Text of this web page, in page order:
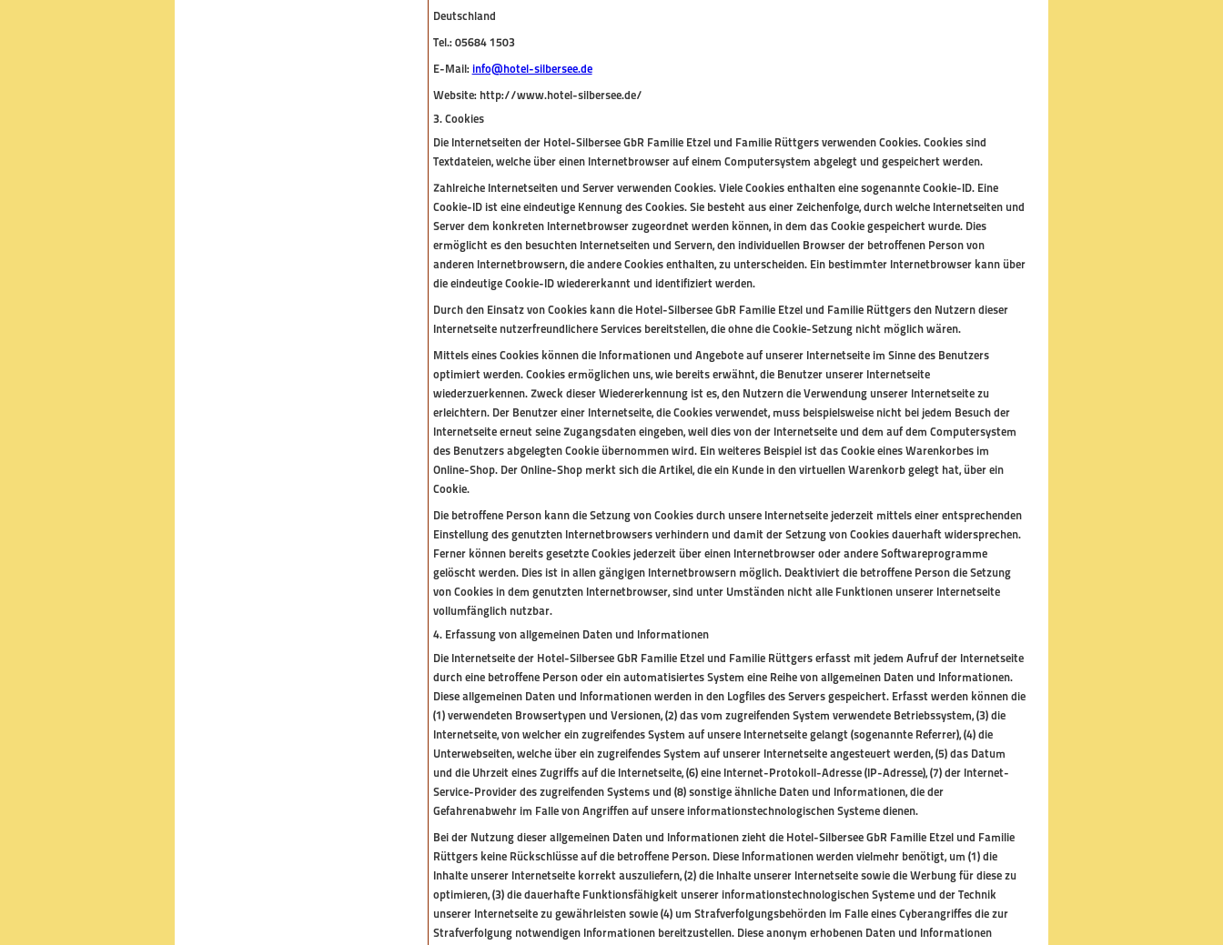
Deutschland
Tel.: 05684 1503
E-Mail: info@hotel-silbersee.de
Website: http://www.hotel-silbersee.de/
3. Cookies
Die Internetseiten der Hotel-Silbersee GbR Familie Etzel und Familie Rüttgers verwenden Cookies. Cookies sind
Textdateien, welche über einen Internetbrowser auf einem Computersystem abgelegt und gespeichert werden.
Zahlreiche Internetseiten und Server verwenden Cookies. Viele Cookies enthalten eine sogenannte Cookie-ID. Eine
Cookie-ID ist eine eindeutige Kennung des Cookies. Sie besteht aus einer Zeichenfolge, durch welche Internetseiten und
Server dem konkreten Internetbrowser zugeordnet werden können, in dem das Cookie gespeichert wurde. Dies
ermöglicht es den besuchten Internetseiten und Servern, den individuellen Browser der betroffenen Person von
anderen Internetbrowsern, die andere Cookies enthalten, zu unterscheiden. Ein bestimmter Internetbrowser kann über
die eindeutige Cookie-ID wiedererkannt und identifiziert werden.
Durch den Einsatz von Cookies kann die Hotel-Silbersee GbR Familie Etzel und Familie Rüttgers den Nutzern dieser
Internetseite nutzerfreundlichere Services bereitstellen, die ohne die Cookie-Setzung nicht möglich wären.
Mittels eines Cookies können die Informationen und Angebote auf unserer Internetseite im Sinne des Benutzers
optimiert werden. Cookies ermöglichen uns, wie bereits erwähnt, die Benutzer unserer Internetseite
wiederzuerkennen. Zweck dieser Wiedererkennung ist es, den Nutzern die Verwendung unserer Internetseite zu
erleichtern. Der Benutzer einer Internetseite, die Cookies verwendet, muss beispielsweise nicht bei jedem Besuch der
Internetseite erneut seine Zugangsdaten eingeben, weil dies von der Internetseite und dem auf dem Computersystem
des Benutzers abgelegten Cookie übernommen wird. Ein weiteres Beispiel ist das Cookie eines Warenkorbes im
Online-Shop. Der Online-Shop merkt sich die Artikel, die ein Kunde in den virtuellen Warenkorb gelegt hat, über ein
Cookie.
Die betroffene Person kann die Setzung von Cookies durch unsere Internetseite jederzeit mittels einer entsprechenden
Einstellung des genutzten Internetbrowsers verhindern und damit der Setzung von Cookies dauerhaft widersprechen.
Ferner können bereits gesetzte Cookies jederzeit über einen Internetbrowser oder andere Softwareprogramme
gelöscht werden. Dies ist in allen gängigen Internetbrowsern möglich. Deaktiviert die betroffene Person die Setzung
von Cookies in dem genutzten Internetbrowser, sind unter Umständen nicht alle Funktionen unserer Internetseite
vollumfänglich nutzbar.
4. Erfassung von allgemeinen Daten und Informationen
Die Internetseite der Hotel-Silbersee GbR Familie Etzel und Familie Rüttgers erfasst mit jedem Aufruf der Internetseite
durch eine betroffene Person oder ein automatisiertes System eine Reihe von allgemeinen Daten und Informationen.
Diese allgemeinen Daten und Informationen werden in den Logfiles des Servers gespeichert. Erfasst werden können die
(1) verwendeten Browsertypen und Versionen, (2) das vom zugreifenden System verwendete Betriebssystem, (3) die
Internetseite, von welcher ein zugreifendes System auf unsere Internetseite gelangt (sogenannte Referrer), (4) die
Unterwebseiten, welche über ein zugreifendes System auf unserer Internetseite angesteuert werden, (5) das Datum
und die Uhrzeit eines Zugriffs auf die Internetseite, (6) eine Internet-Protokoll-Adresse (IP-Adresse), (7) der Internet-
Service-Provider des zugreifenden Systems und (8) sonstige ähnliche Daten und Informationen, die der
Gefahrenabwehr im Falle von Angriffen auf unsere informationstechnologischen Systeme dienen.
Bei der Nutzung dieser allgemeinen Daten und Informationen zieht die Hotel-Silbersee GbR Familie Etzel und Familie
Rüttgers keine Rückschlüsse auf die betroffene Person. Diese Informationen werden vielmehr benötigt, um (1) die
Inhalte unserer Internetseite korrekt auszuliefern, (2) die Inhalte unserer Internetseite sowie die Werbung für diese zu
optimieren, (3) die dauerhafte Funktionsfähigkeit unserer informationstechnologischen Systeme und der Technik
unserer Internetseite zu gewährleisten sowie (4) um Strafverfolgungsbehörden im Falle eines Cyberangriffes die zur
Strafverfolgung notwendigen Informationen bereitzustellen. Diese anonym erhobenen Daten und Informationen